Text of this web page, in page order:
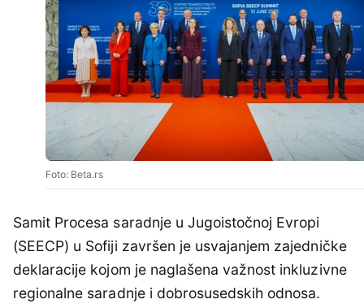
Foto: Beta.rs
Samit Procesa saradnje u Jugoistočnoj Evropi
(SEECP) u Sofiji završen je usvajanjem zajedničke
deklaracije kojom je naglašena važnost inkluzivne
regionalne saradnje i dobrosusedskih odnosa.